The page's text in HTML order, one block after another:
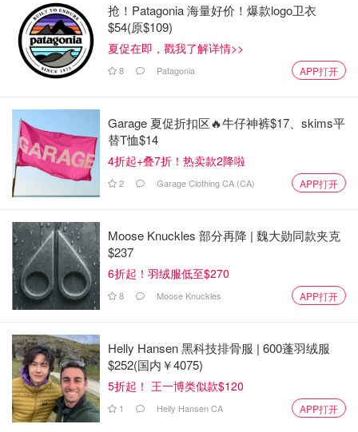
票价：从 $28.00 到 $88.00
抢！Patagonia 海量好价！爆款logo卫衣
$54(原$109)
夏促在即，戳我了解详情>>
8 Patagonia APP打开
Garage 夏促折扣区🔥牛仔神裤$17、skims平
替T恤$14
4折起+叠7折！热卖款2降啦
2 Garage Clothing CA (CA) APP打开
Moose Knuckles 部分再降 | 魏大勋同款夹克
$237
6折起！羽绒服低至$270
8 Moose Knuckles APP打开
Helly Hansen 黑科技排骨服 | 600蓬羽绒服
$252(国内￥4075)
5折起！ 王一博类似款$120
1 Helly Hansen CA APP打开